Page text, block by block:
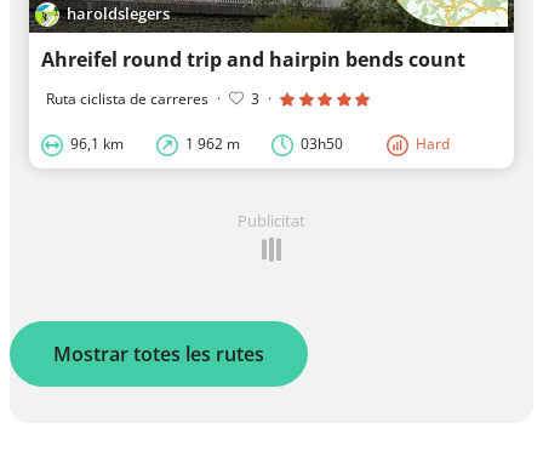
haroldslegers
Ahreifel round trip and hairpin bends count
Ruta ciclista de carreres · 3 ·
96,1 km 1 962 m 03h50 Hard
Publicitat
Mostrar totes les rutes